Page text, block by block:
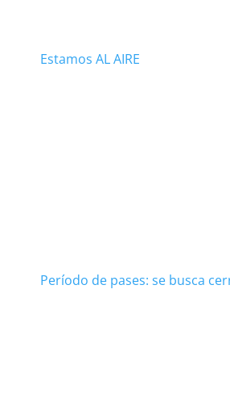
Estamos AL AIRE
Período de pases: se busca